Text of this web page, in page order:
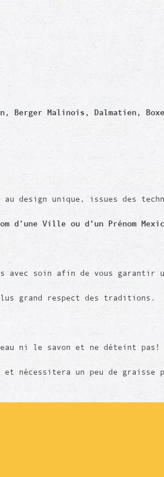
Berger Malinois, Dalmatien,
design unique, issues des
d’une Ville ou d'un Prénom
avec soin afin de vous garantir
grand respect des traditions.
ni le savon et ne déteint pas!
nécessitera un peu de